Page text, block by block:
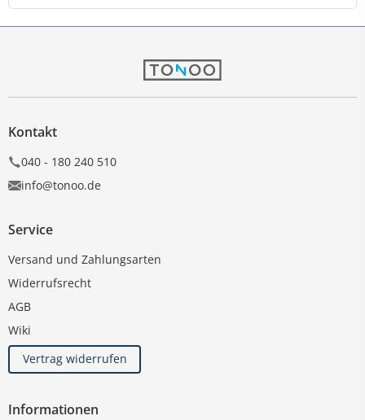
Kontakt
040 - 180 240 510
info@tonoo.de
Service
Versand und Zahlungsarten
Widerrufsrecht
AGB
Wiki
Vertrag widerrufen
Informationen